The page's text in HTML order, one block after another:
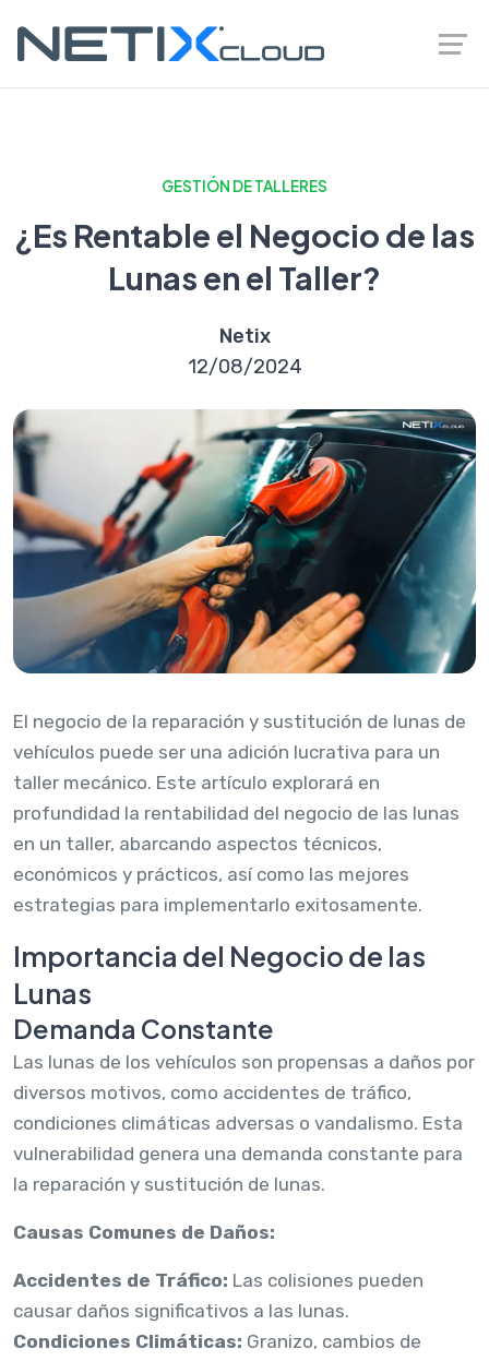
GESTIÓN DE TALLERES
¿Es Rentable el Negocio de las
Lunas en el Taller?
Netix
12/08/2024
El negocio de la reparación y sustitución de lunas de
vehículos puede ser una adición lucrativa para un
taller mecánico. Este artículo explorará en
profundidad la rentabilidad del negocio de las lunas
en un taller, abarcando aspectos técnicos,
económicos y prácticos, así como las mejores
estrategias para implementarlo exitosamente.
Importancia del Negocio de las
Lunas
Demanda Constante
Las lunas de los vehículos son propensas a daños por
diversos motivos, como accidentes de tráfico,
condiciones climáticas adversas o vandalismo. Esta
vulnerabilidad genera una demanda constante para
la reparación y sustitución de lunas.
Causas Comunes de Daños:
Accidentes de Tráfico: Las colisiones pueden
causar daños significativos a las lunas.
Condiciones Climáticas: Granizo, cambios de